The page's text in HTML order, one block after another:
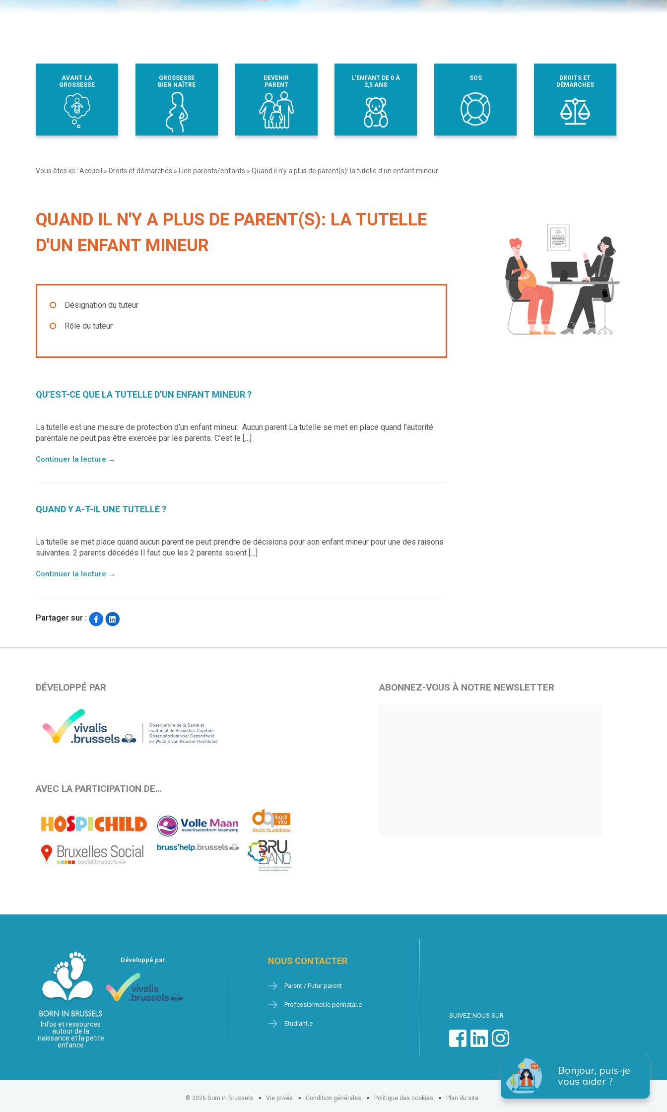
AVANT LA
GROSSESSE
GROSSESSE
BIEN NAÎTRE
DEVENIR
PARENT
L’ENFANT DE 0 À
2,5 ANS
SOS
DROITS ET
DÉMARCHES
Vous êtes ici : Accueil » Droits et démarches » Lien parents/enfants » Quand il n'y a plus de parent(s): la tutelle d'un enfant mineur
QUAND IL N'Y A PLUS DE PARENT(S): LA TUTELLE
D'UN ENFANT MINEUR
Désignation du tuteur
Rôle du tuteur
QU’EST-CE QUE LA TUTELLE D’UN ENFANT MINEUR ?
La tutelle est une mesure de protection d’un enfant mineur. Aucun parent La tutelle se met en place quand l’autorité
parentale ne peut pas être exercée par les parents. C’est le […]
Continuer la lecture →
QUAND Y A-T-IL UNE TUTELLE ?
La tutelle se met place quand aucun parent ne peut prendre de décisions pour son enfant mineur pour une des raisons
suivantes. 2 parents décédés Il faut que les 2 parents soient […]
Continuer la lecture →
Partager sur :
DÉVELOPPÉ PAR
AVEC LA PARTICIPATION DE…
ABONNEZ-VOUS À NOTRE NEWSLETTER
Infos et ressources
autour de la
naissance et la petite
enfance
Développé par : NOUS CONTACTER
Parent / Futur parent
Professionnel.le périnatal.e
Etudiant.e
SUIVEZ-NOUS SUR
Bonjour, puis-je
vous aider ?
© 2026 Born in Brussels Vie privée Condition générales Politique des cookies Plan du site